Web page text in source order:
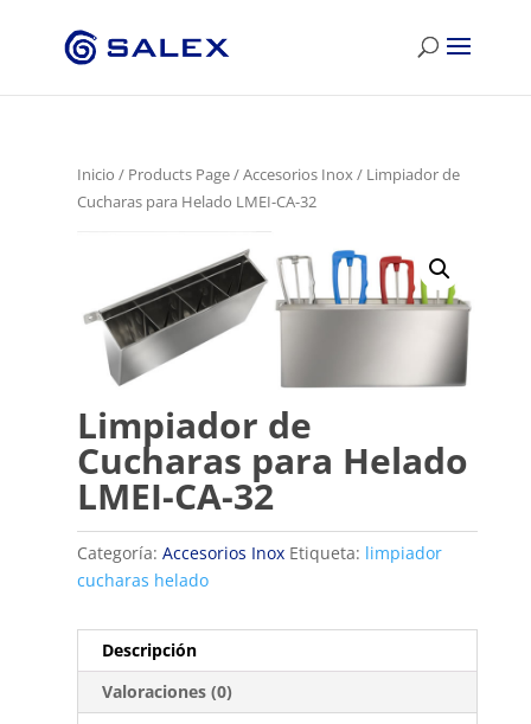
Inicio / Products Page/Accesorios Inox/ Limpiador de
Cucharas para Helado LMEI-CA-32
Limpiador de
Cucharas para Helado
LMEI-CA-32
Categoría: Accesorios Inox Etiqueta: limpiador
cucharas helado
Descripción
Valoraciones (0)